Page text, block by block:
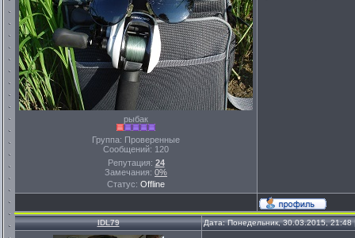
рыбак
Группа: Проверенные
Сообщений: 120
Репутация: 24
Замечания: 0%
Статус: Offline
IDL79 Дата: Понедельник, 30.03.2015,